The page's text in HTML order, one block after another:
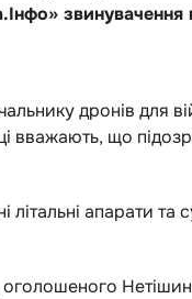
дронів для
вважають, що
апарати та
оголошеного